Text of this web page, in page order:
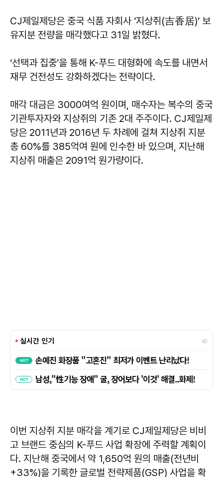
CJ제일제당은 중국 식품 자회사 ‘지상쥐(吉香居)’ 보
유지분 전량을 매각했다고 31일 밝혔다.
‘선택과 집중’을 통해 K-푸드 대형화에 속도를 내면서
재무 건전성도 강화하겠다는 전략이다.
매각 대금은 3000여억 원이며, 매수자는 복수의 중국
기관투자자와 지상쥐의 기존 2대 주주이다. CJ제일제
당은 2011년과 2016년 두 차례에 걸쳐 지상쥐 지분
총 60%를 385억여 원에 인수한 바 있으며, 지난해
지상쥐 매출은 2091억 원가량이다.
이번 지상쥐 지분 매각을 계기로 CJ제일제당은 비비
고 브랜드 중심의 K-푸드 사업 확장에 주력할 계획이
다. 지난해 중국에서 약 1,650억 원의 매출(전년비
+33%)을 기록한 글로벌 전략제품(GSP) 사업을 확